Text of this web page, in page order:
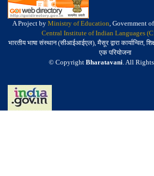
A Project by Ministry of Education, Government
Central Institute of Indian Languages
भारतीय भाषा संस्थान (सीआईआईएल), मैसूर द्वारा कार्यान्वित,
एक परियोजना
© Copyright Bharatavani. All